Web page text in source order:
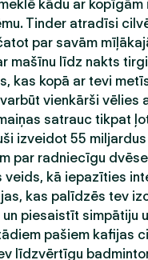
kādu ar kopīgām
Tinder atradīsi
par savām
mašīnu līdz nakts
kas kopā ar tevi
vienkārši vēlies
satrauc tikpat
izveidot 55
par radniecīgu
veids, kā iepazīties
kas palīdzēs tev
piesaistīt simpātiju
pašiem kafijas
līdzvērtīgu